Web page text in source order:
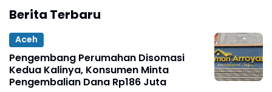
Berita Terbaru
Aceh
Pengembang Perumahan Disomasi
Kedua Kalinya, Konsumen Minta
Pengembalian Dana Rp186 Juta